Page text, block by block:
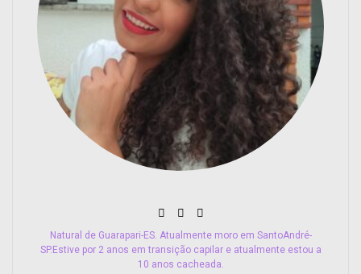
Natural de Guarapari-ES. Atualmente moro em SantoAndré-
SP.Estive por 2 anos em transição capilar e atualmente estou a
10 anos cacheada.